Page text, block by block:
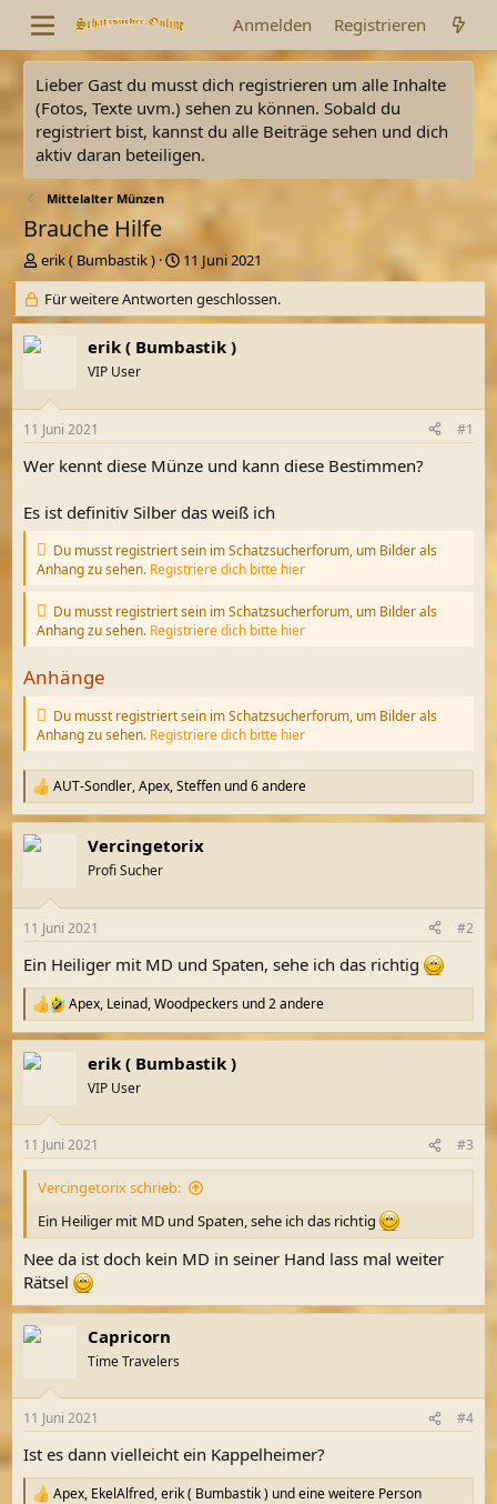
Anmelden Registrieren
Lieber Gast du musst dich registrieren um alle Inhalte
(Fotos, Texte uvm.) sehen zu können. Sobald du
registriert bist, kannst du alle Beiträge sehen und dich
aktiv daran beteiligen.
Mittelalter Münzen
Brauche Hilfe
E
r
s
t
e
l
e
erik ( Bumbastik )
E
r
s
t
l
m
11 Juni 2021
Für weitere Antworten geschlossen.
erik ( Bumbastik )
VIP User
11 Juni 2021 #1
Wer kennt diese Münze und kann diese Bestimmen?
Es ist definitiv Silber das weiß ich
Du musst registriert sein im Schatzsucherforum, um Bilder als
Anhang zu sehen. Registriere dich bitte hier
Du musst registriert sein im Schatzsucherforum, um Bilder als
Anhang zu sehen. Registriere dich bitte hier
Anhänge
Du musst registriert sein im Schatzsucherforum, um Bilder als
Anhang zu sehen. Registriere dich bitte hier
R
e
a
k
e
:
AUT-Sondler,Apex,Steffen und 6 andere
Vercingetorix
Profi Sucher
11 Juni 2021 #2
Ein Heiliger mit MD und Spaten, sehe ich das richtig
R
e
a
k
e
n
Apex, Leinad,Woodpeckers und 2 andere
erik ( Bumbastik )
VIP User
11 Juni 2021 #3
Vercingetorix schrieb:
Ein Heiliger mit MD und Spaten, sehe ich das richtig
Nee da ist doch kein MD in seiner Hand lass mal weiter
Rätsel
Capricorn
Time Travelers
11 Juni 2021 #4
Ist es dann vielleicht ein Kappelheimer?
Apex, EkelAlfred,erik ( Bumbastik ) und eine weitere Person